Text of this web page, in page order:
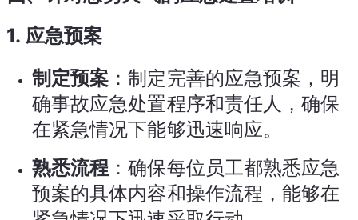
1. 应急预案
制定预案 ：制定完善的应急预案，明
确事故应急处置程序和责任人，确保
在紧急情况下能够迅速响应。
熟悉流程 ：确保每位员工都熟悉应急
预案的具体内容和操作流程，能够在